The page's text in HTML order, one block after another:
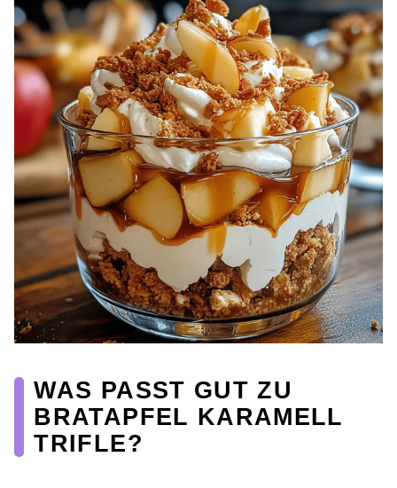
WAS PASST GUT ZU
BRATAPFEL KARAMELL
TRIFLE?